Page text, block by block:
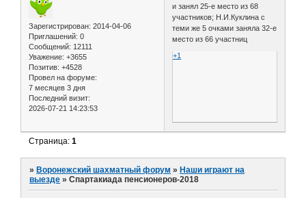
Зарегистрирован: 2014-04-06
Приглашений: 0
Сообщений: 12111
Уважение: +3655
Позитив: +4528
Провел на форуме:
7 месяцев 3 дня
Последний визит:
2026-07-21 14:23:53
и занял 25-е место из 68
участников; Н.И.Куклина с
теми же 5 очками заняла 32-е
место из 66 участниц
+1
Страница:1
» Воронежский шахматный форум » Наши играют на
выезде »Спартакиада пенсионеров-2018